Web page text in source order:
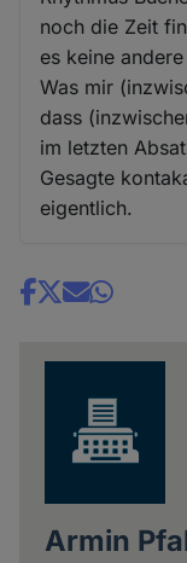
noch die Zeit
es keine
Was mir
dass
im letzten
Gesagte
eigentlich.
Share
Armin